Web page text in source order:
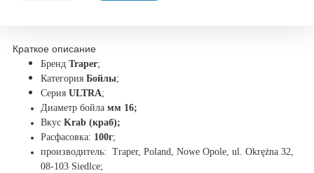
Краткое описание
Бренд Traper;
Категория Бойлы;
Серия ULTRA;
Диаметр бойла мм 16;
Вкус Krab (краб);
Расфасовка: 100г;
производитель: Traper, Poland, Nowe Opole, ul. Okrężna 32,
08-103 Siedlce;